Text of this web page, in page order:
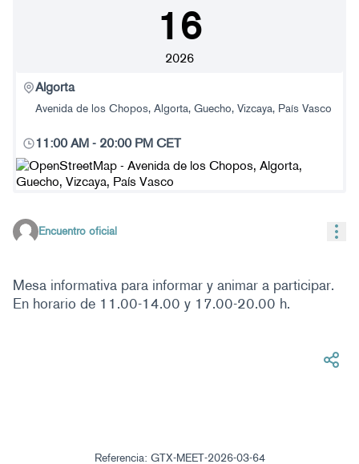
16
2026
Algorta
Avenida de los Chopos, Algorta, Guecho, Vizcaya, País Vasco
11:00 AM - 20:00 PM CET
Encuentro oficial
Mesa informativa para informar y animar a participar.
En horario de 11.00-14.00 y 17.00-20.00 h.
Referencia: GTX-MEET-2026-03-64